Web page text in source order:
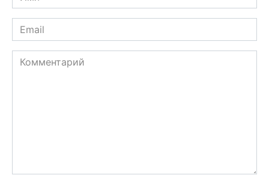
*
Email
*
Комментарий